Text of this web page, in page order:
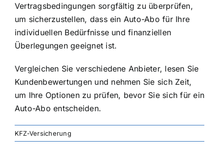
Vertragsbedingungen sorgfältig zu überprüfen,
um sicherzustellen, dass ein Auto-Abo für Ihre
individuellen Bedürfnisse und finanziellen
Überlegungen geeignet ist.
Vergleichen Sie verschiedene Anbieter, lesen Sie
Kundenbewertungen und nehmen Sie sich Zeit,
um Ihre Optionen zu prüfen, bevor Sie sich für ein
Auto-Abo entscheiden.
KFZ-Versicherung